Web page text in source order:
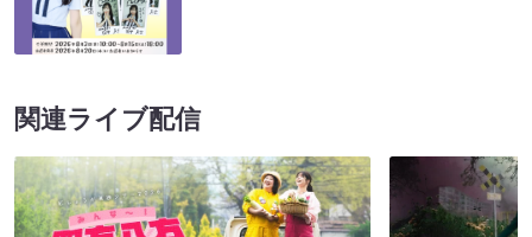
関連ライブ配信